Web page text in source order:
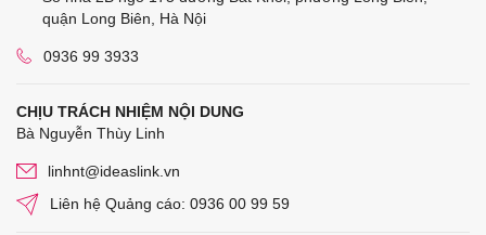
quận Long Biên, Hà Nội
0936 99 3933
CHỊU TRÁCH NHIỆM NỘI DUNG
Bà Nguyễn Thùy Linh
linhnt@ideaslink.vn
Liên hệ Quảng cáo: 0936 00 99 59